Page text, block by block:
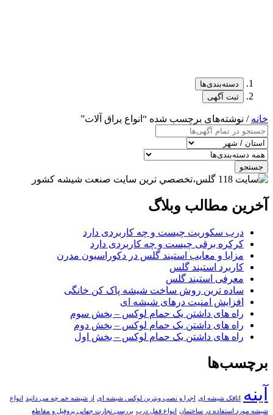
دسته‌بندی‌ها
ثبت آگهی
خانه / نوشته‌های برچسب شده “انواع یراق آلات”
جستجو
آخرین مطالب وبلاگ
درب سکوریت چیست و چه کاربردی دارد
کرکره برقی چیست و چه کاربردی دارد
مزایا و معایب استیند گلس در دکوراسیون مدرن
کاربرد استیند گلس
معرفی استیند گلس
ساده ترین روش ساخت شیشه پاک کن خانگی
افزایش امنیت درهای شیشه ای
راه های داشتن یک حمام لوکس – بخش سوم
راه های داشتن یک حمام لوکس – بخش دوم
راه های داشتن یک حمام لوکس – بخش اول
برچسب‌ها
آینه اتاقک شیشه ای اجرا و نصب ویترین لوکس شیشه ای از شیشه خم چه می دانید
انواع
شیشه مورد استفاده در ساختمان
انواع قفل درب بررسی تجارت جهانی پروفیل و مقاطع